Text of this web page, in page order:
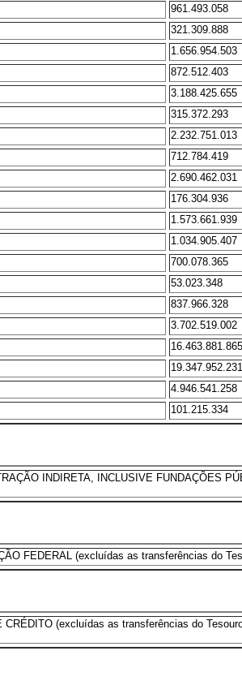
961.493.058
321.309.888
1.656.954.503
872.512.403
3.188.425.655
315.372.293
2.232.751.013
712.784.419
2.690.462.031
176.304.936
1.573.661.939
1.034.905.407
700.078.365
53.023.348
837.966.328
3.702.519.002
16.463.881.865
19.347.952.231
4.946.541.258
101.215.334
INDIRETA, INCLUSIVE FUNDAÇÕES
FEDERAL (excluídas as transferências do
(excluídas as transferências do